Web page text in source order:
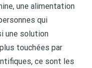
une alimentation
qui
une solution
touchées par
ce sont les